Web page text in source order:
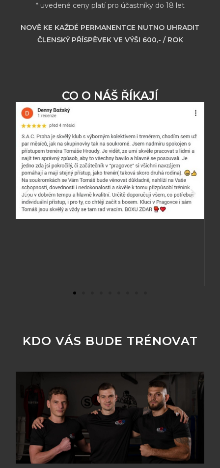
* uvedené ceny platí pro účastníky do 18 let
NOVĚ KE KAŽDÉ PERMANENTCE NUTNO UHRADIT
ČLENSKÝ PŘÍSPĚVEK VE VÝŠI 600,- / ROK
CO O NÁŠ ŘÍKAJÍ
KDO VÁS BUDE TRÉNOVAT